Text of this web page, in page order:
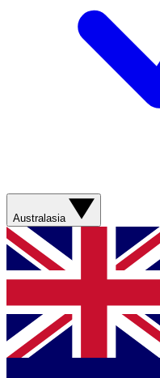
Australasia